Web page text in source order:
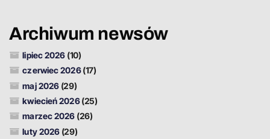
Archiwum newsów
lipiec 2026 (10)
czerwiec 2026(17)
maj 2026 (29)
kwiecień 2026(25)
marzec 2026 (26)
luty 2026 (29)